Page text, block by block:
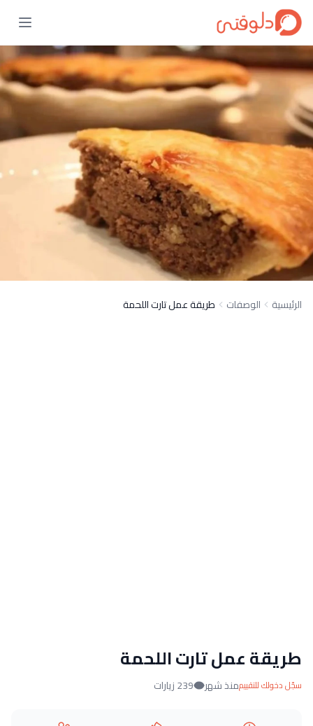
الرئيسية الوصفات طريقة عمل تارت اللحمة
طريقة عمل تارت اللحمة
سجّل دخولك للتقييممنذ شهر 239 زيارات